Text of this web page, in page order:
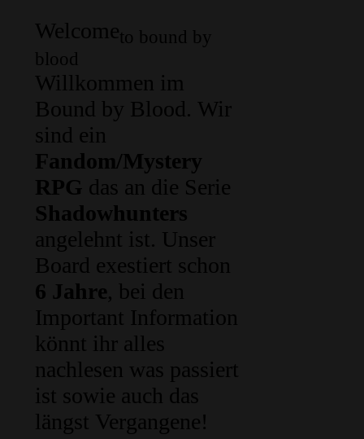
Welcometo bound by
blood
Willkommen im
Bound by Blood. Wir
sind ein
Fandom/Mystery
RPG das an die Serie
Shadowhunters
angelehnt ist. Unser
Board exestiert schon
6 Jahre, bei den
Important Information
könnt ihr alles
nachlesen was passiert
ist sowie auch das
längst Vergangene!